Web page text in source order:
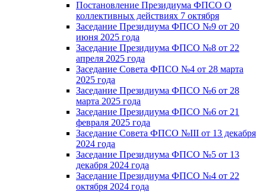
Постановление Президиума ФПСО О
коллективных действиях 7 октября
Заседание Президиума ФПСО №9 от 20
июня 2025 года
Заседание Президиума ФПСО №8 от 22
апреля 2025 года
Заседание Совета ФПСО №4 от 28 марта
2025 года
Заседание Президиума ФПСО №6 от 28
марта 2025 года
Заседание Президиума ФПСО №6 от 21
февраля 2025 года
Заседание Совета ФПСО №III от 13 декабря
2024 года
Заседание Президиума ФПСО №5 от 13
декабря 2024 года
Заседание Президиума ФПСО №4 от 22
октября 2024 года